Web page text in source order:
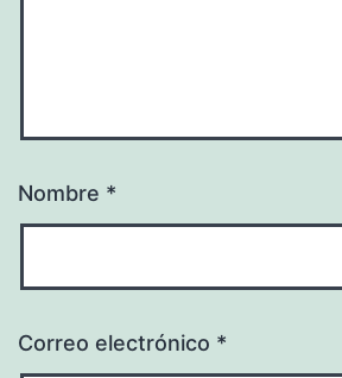
Nombre *
Correo electrónico *